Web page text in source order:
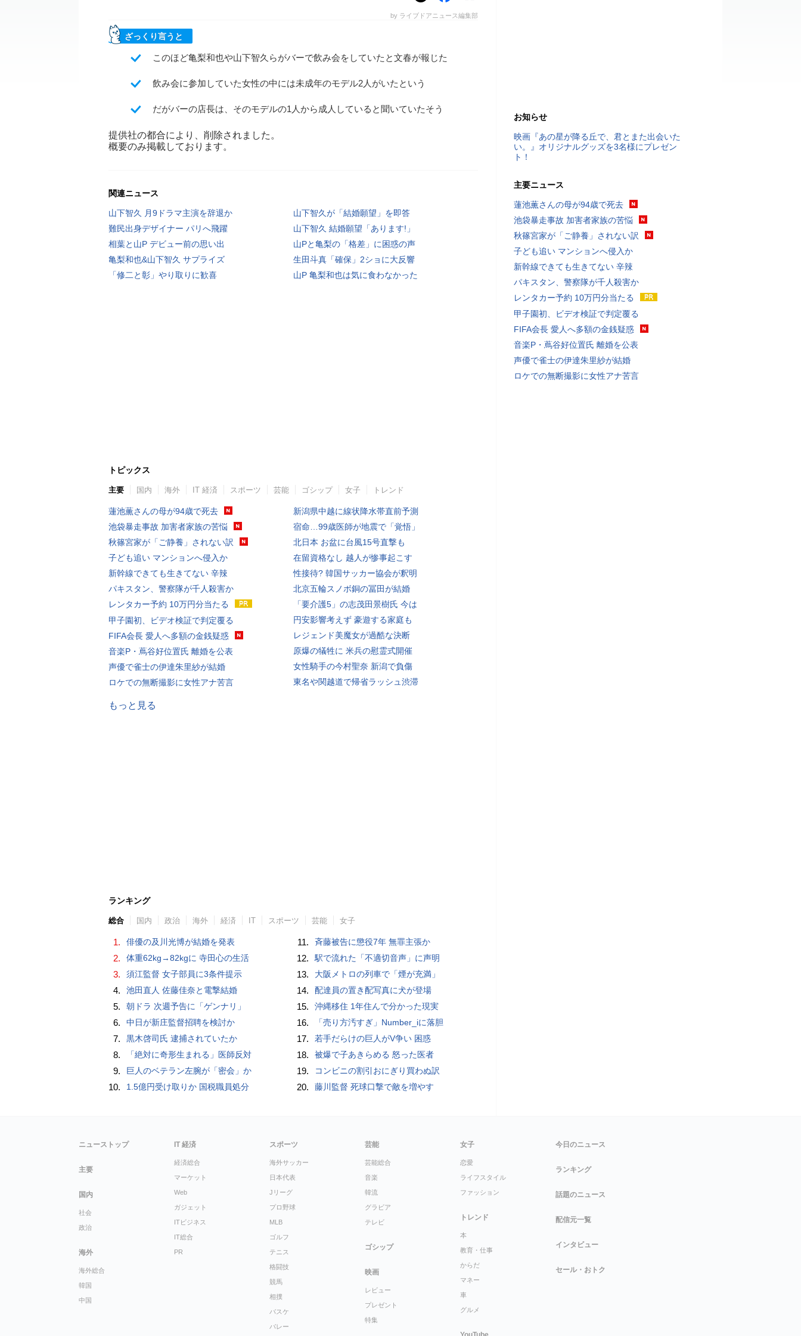
by ライブドアニュース編集部
ざっくり言うと
このほど亀梨和也や山下智久らがバーで飲み会をしていたと文春が報じた
飲み会に参加していた女性の中には未成年のモデル2人がいたという
だがバーの店長は、そのモデルの1人から成人していると聞いていたそう
提供社の都合により、削除されました。
概要のみ掲載しております。
関連ニュース
山下智久 月9ドラマ主演を辞退か
山下智久が「結婚願望」を即答
難民出身デザイナー パリへ飛躍
山下智久 結婚願望「あります!」
相葉と山P デビュー前の思い出
山Pと亀梨の「格差」に困惑の声
亀梨和也&山下智久 サプライズ
生田斗真「確保」2ショに大反響
「修二と彰」やり取りに歓喜
山P 亀梨和也は気に食わなかった
トピックス
主要 国内 海外 IT 経済 スポーツ 芸能 ゴシップ 女子 トレンド
蓮池薫さんの母が94歳で死去
池袋暴走事故 加害者家族の苦悩
秋篠宮家が「ご静養」されない訳
子ども追い マンションへ侵入か
新幹線できても生きてない 辛辣
パキスタン、警察隊が千人殺害か
レンタカー予約 10万円分当たる
甲子園初、ビデオ検証で判定覆る
FIFA会長 愛人へ多額の金銭疑惑
音楽P・蔦谷好位置氏 離婚を公表
声優で雀士の伊達朱里紗が結婚
ロケでの無断撮影に女性アナ苦言
新潟県中越に線状降水帯直前予測
宿命…99歳医師が地震で「覚悟」
北日本 お盆に台風15号直撃も
在留資格なし 越人が惨事起こす
性接待? 韓国サッカー協会が釈明
北京五輪スノボ銅の冨田が結婚
「要介護5」の志茂田景樹氏 今は
円安影響考えず 豪遊する家庭も
レジェンド美魔女が過酷な決断
原爆の犠牲に 米兵の慰霊式開催
女性騎手の今村聖奈 新潟で負傷
東名や関越道で帰省ラッシュ渋滞
もっと見る
ランキング
総合 国内 政治 海外 経済 IT スポーツ 芸能 女子
1. 俳優の及川光博が結婚を発表
2. 体重62kg→82kgに 寺田心の生活
3. 須江監督 女子部員に3条件提示
4. 池田直人 佐藤佳奈と電撃結婚
5. 朝ドラ 次週予告に「ゲンナリ」
6. 中日が新庄監督招聘を検討か
7. 黒木啓司氏 逮捕されていたか
8. 「絶対に奇形生まれる」医師反対
9. 巨人のベテラン左腕が「密会」か
10. 1.5億円受け取りか 国税職員処分
11. 斉藤被告に懲役7年 無罪主張か
12. 駅で流れた「不適切音声」に声明
13. 大阪メトロの列車で「煙が充満」
14. 配達員の置き配写真に犬が登場
15. 沖縄移住 1年住んで分かった現実
16. 「売り方汚すぎ」Number_iに落胆
17. 若手だらけの巨人がV争い 困惑
18. 被爆で子あきらめる 怒った医者
19. コンビニの割引おにぎり買わぬ訳
20. 藤川監督 死球口撃で敵を増やす
お知らせ
映画『あの星が降る丘で、君とまた出会いた
い。』オリジナルグッズを3名様にプレゼン
ト！
主要ニュース
蓮池薫さんの母が94歳で死去
池袋暴走事故 加害者家族の苦悩
秋篠宮家が「ご静養」されない訳
子ども追い マンションへ侵入か
新幹線できても生きてない 辛辣
パキスタン、警察隊が千人殺害か
レンタカー予約 10万円分当たる
甲子園初、ビデオ検証で判定覆る
FIFA会長 愛人へ多額の金銭疑惑
音楽P・蔦谷好位置氏 離婚を公表
声優で雀士の伊達朱里紗が結婚
ロケでの無断撮影に女性アナ苦言
ニューストップ
主要
国内
社会
政治
海外
海外総合
韓国
中国
IT 経済
経済総合
マーケット
Web
ガジェット
ITビジネス
IT総合
PR
スポーツ
海外サッカー
日本代表
Jリーグ
プロ野球
MLB
ゴルフ
テニス
格闘技
競馬
相撲
バスケ
バレー
芸能
芸能総合
音楽
韓流
グラビア
テレビ
ゴシップ
映画
レビュー
プレゼント
特集
女子
恋愛
ライフスタイル
ファッション
トレンド
本
教育・仕事
からだ
マネー
車
グルメ
今日のニュース
ランキング
話題のニュース
配信元一覧
インタビュー
セール・おトク